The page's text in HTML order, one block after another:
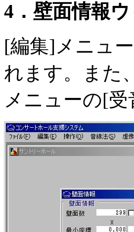
4．壁面情報
[編集]メニュ
れます。また
メニューの[